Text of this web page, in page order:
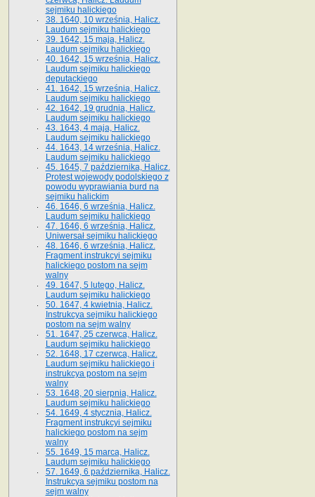
sejmiku halickiego
38. 1640, 10 września, Halicz.
Laudum sejmiku halickiego
39. 1642, 15 maja, Halicz.
Laudum sejmiku halickiego
40. 1642, 15 września, Halicz.
Laudum sejmiku halickiego
deputackiego
41. 1642, 15 września, Halicz.
Laudum sejmiku halickiego
42. 1642, 19 grudnia, Halicz.
Laudum sejmiku halickiego
43. 1643, 4 maja, Halicz.
Laudum sejmiku halickiego
44. 1643, 14 września, Halicz.
Laudum sejmiku halickiego
45. 1645, 7 października, Halicz.
Protest wojewody podolskiego z
powodu wyprawiania burd na
sejmiku halickim
46. 1646, 6 września, Halicz.
Laudum sejmiku halickiego
47. 1646, 6 września, Halicz.
Uniwersał sejmiku halickiego
48. 1646, 6 września, Halicz.
Fragment instrukcyi sejmiku
halickiego postom na sejm
walny
49. 1647, 5 lutego, Halicz.
Laudum sejmiku halickiego
50. 1647, 4 kwietnia, Halicz.
Instrukcya sejmiku halickiego
postom na sejm walny
51. 1647, 25 czerwca, Halicz.
Laudum sejmiku halickiego
52. 1648, 17 czerwca, Halicz.
Laudum sejmiku halickiego i
instrukcya postom na sejm
walny
53. 1648, 20 sierpnia, Halicz.
Laudum sejmiku halickiego
54. 1649, 4 stycznia, Halicz.
Fragment instrukcyi sejmiku
halickiego postom na sejm
walny
55. 1649, 15 marca, Halicz.
Laudum sejmiku halickiego
57. 1649, 6 października, Halicz.
Instrukcya sejmiku postom na
sejm walny